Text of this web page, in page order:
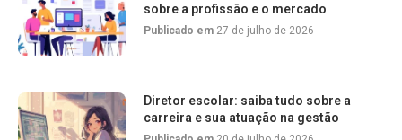
sobre a profissão e o mercado
Publicado em 27 de julho de 2026
Diretor escolar: saiba tudo sobre a
carreira e sua atuação na gestão